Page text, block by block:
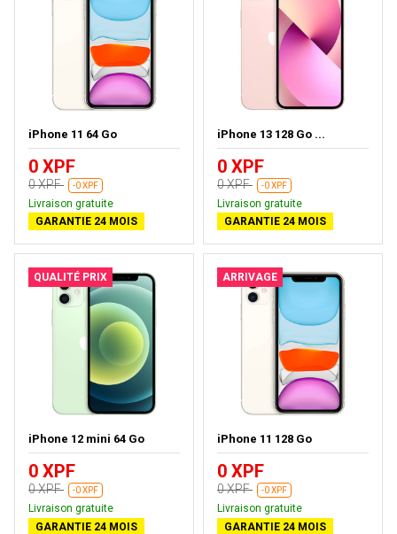
iPhone 11 64 Go
0 XPF
0 XPF -0 XPF
Livraison gratuite
GARANTIE 24 MOIS
iPhone 13 128 Go ...
0 XPF
0 XPF -0 XPF
Livraison gratuite
GARANTIE 24 MOIS
QUALITÉ PRIX
iPhone 12 mini 64 Go
0 XPF
0 XPF -0 XPF
Livraison gratuite
GARANTIE 24 MOIS
ARRIVAGE
iPhone 11 128 Go
0 XPF
0 XPF -0 XPF
Livraison gratuite
GARANTIE 24 MOIS